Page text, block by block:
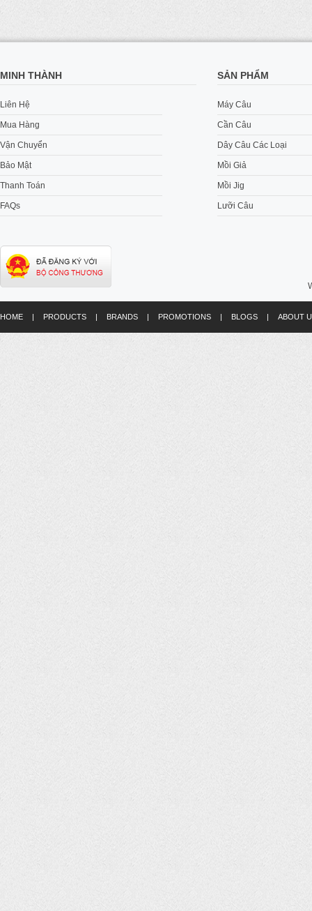
MINH THÀNH
Liên Hệ
Mua Hàng
Vận Chuyển
Bảo Mật
Thanh Toán
FAQs
SẢN PHẨM
Máy Câu
Cần Câu
Dây Câu Các Loại
Mồi Giả
Mồi Jig
Lưỡi Câu
HOME | PRODUCTS | BRANDS | PROMOTIONS | BLOGS | ABOUT